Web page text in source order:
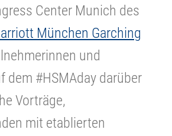
Center Munich des
München Garching
und
dem #HSMAday darüber
Vorträge,
mit etablierten